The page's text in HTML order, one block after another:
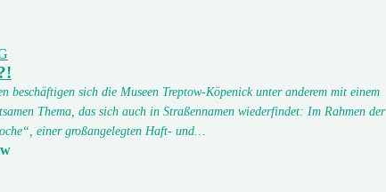
beschäftigen sich die Museen Treptow-Köpenick unter anderem mit einem
Thema, das sich auch in Straßennamen wiederfindet: Im Rahmen der
einer großangelegten Haft- und…